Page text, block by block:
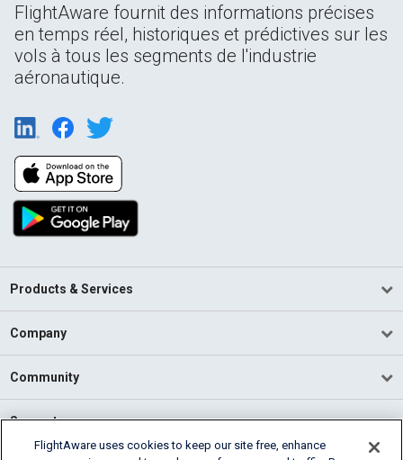
FlightAware fournit des informations précises
en temps réel, historiques et prédictives sur les
vols à tous les segments de l'industrie
aéronautique.
Products & Services
Company
Community
Support
FlightAware uses cookies to keep our site free, enhance